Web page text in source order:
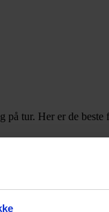
på tur. Her er de